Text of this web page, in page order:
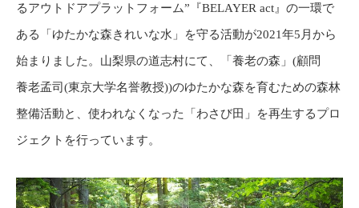
るアウトドアプラットフォーム”『BELAYER act』の一環で
ある「ゆたかな森きれいな水」を守る活動が2021年5月から
始まりました。山梨県の道志村にて、「養老の森」(顧問
養老孟司(東京大学名誉教授))のゆたかな森を育むための森林
整備活動と、使われなくなった「わさび田」を再生するプロ
ジェクトを行っています。